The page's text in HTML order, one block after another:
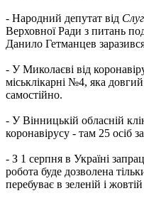
- Народний депутат від
Верховної Ради з питань
Данило Гетманцев
- У Миколаєві від
міськлікарні №4, яка
самостійно.
- У Вінницькій обласній
коронавірусу - там 25 осіб
- З 1 серпня в Україні
робота буде дозволена
перебуває в зеленій і